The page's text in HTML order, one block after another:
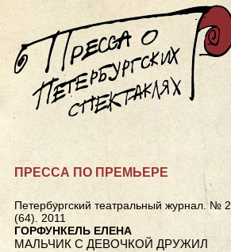
ПРЕССА ПО ПРЕМЬЕРЕ
Петербургский театральный журнал. № 2
(64). 2011
ГОРФУНКЕЛЬ ЕЛЕНА
МАЛЬЧИК C ДЕВОЧКОЙ ДРУЖИЛ